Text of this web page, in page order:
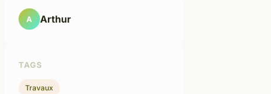
A Arthur
TAGS
Travaux